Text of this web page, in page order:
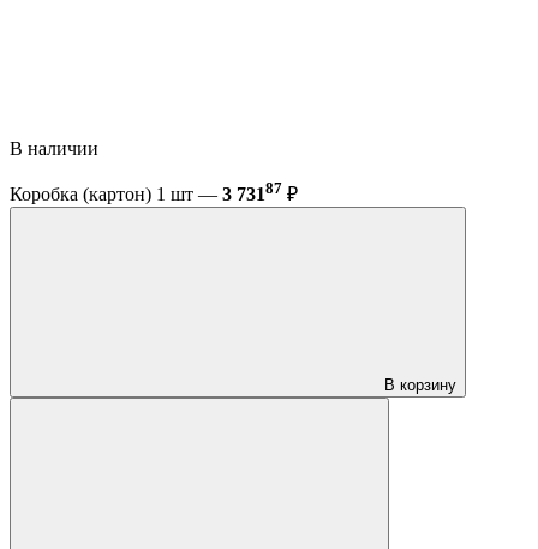
В наличии
Коробка (картон) 1 шт — 3 73187 ₽
В корзину